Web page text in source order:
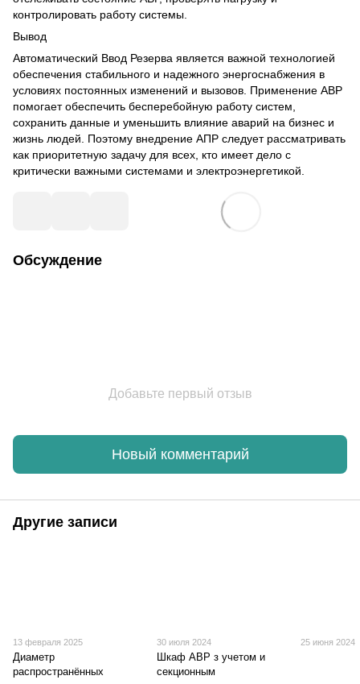
контролировать работу системы.
Вывод
Автоматический Ввод Резерва является важной технологией
обеспечения стабильного и надежного энергоснабжения в
условиях постоянных изменений и вызовов. Применение АВР
помогает обеспечить бесперебойную работу систем,
сохранить данные и уменьшить влияние аварий на бизнес и
жизнь людей. Поэтому внедрение АПР следует рассматривать
как приоритетную задачу для всех, кто имеет дело с
критически важными системами и электроэнергетикой.
Обсуждение
Добавьте первый отзыв
Новый комментарий
Другие записи
13 февраля 2025
Диаметр
распространённых
30 июля 2024
Шкаф АВР з учетом и
секционным
25 июня 2024